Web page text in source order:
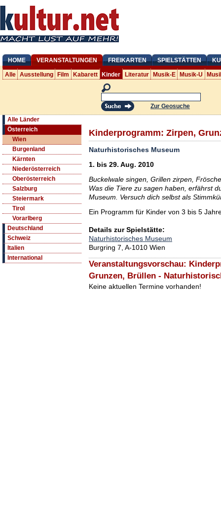
HOME VERANSTALTUNGEN FREIKARTEN SPIELSTÄTTEN
Alle Ausstellung Film Kabarett Kinder Literatur Musik-E Musik-U
Zur Geosuche
Alle Länder
Österreich
Wien
Burgenland
Kärnten
Niederösterreich
Oberösterreich
Salzburg
Steiermark
Tirol
Vorarlberg
Deutschland
Schweiz
Italien
International
Kinderprogramm: Zirpen,
Naturhistorisches Museum
1. bis 29. Aug. 2010
Buckelwale singen, Grillen zirpen,
Was die Tiere zu sagen haben, erfährst
Museum. Versuch dich selbst als
Ein Programm für Kinder von 3 bis 5
Details zur Spielstätte:
Naturhistorisches Museum
Burgring 7, A-1010 Wien
Veranstaltungsvorschau:
Grunzen, Brüllen -
Keine aktuellen Termine vorhanden!